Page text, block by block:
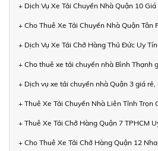
+ Dịch Vụ Xe Tải Chuyển Nhà Quận 10
+ Cho Thuê Xe Tải Chuyển Nhà Quận Tân
+ Dịch Vụ Xe Tải Chở Hàng Thủ Đức Uy
+ Cho thuê xe tải chuyển nhà Bình Thạnh
+ Dịch vụ xe tải chuyển nhà Quận 3 giá rẻ,
+ Thuê Xe Tải Chuyển Nhà Liên Tỉnh Trọn
+ Thuê Xe Tải Chở Hàng Quận 7 TPHCM
+ Cho Thuê Xe Tải Chở Hàng Quận 12